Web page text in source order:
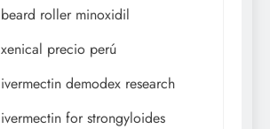
beard roller minoxidil
xenical precio perú
ivermectin demodex research
ivermectin for strongyloides